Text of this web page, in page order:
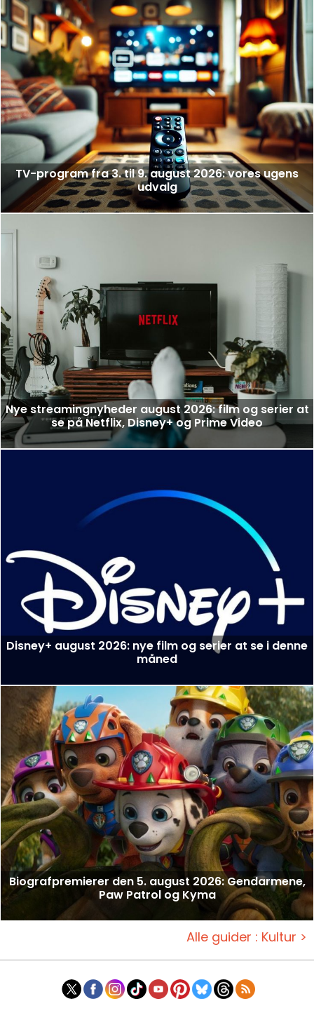
TV-program fra 3. til 9. august 2026: vores ugens
udvalg
Nye streamingnyheder august 2026: film og serier at
se på Netflix, Disney+ og Prime Video
Disney+ august 2026: nye film og serier at se i denne
måned
Biografpremierer den 5. august 2026: Gendarmene,
Paw Patrol og Kyma
Alle guider : Kultur >